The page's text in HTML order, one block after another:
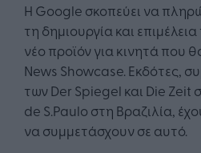
Η Google σκοπεύει να
τη δημιουργία και
νέο προϊόν για κινητά που
News Showcase. Εκδότες,
των Der Spiegel και Die Zeit
de S.Paulo στη Βραζιλία,
να συμμετάσχουν σε αυτό.